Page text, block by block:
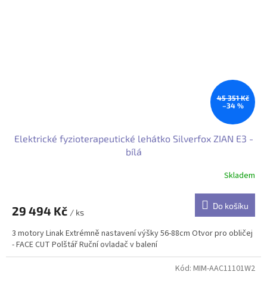
45 351 Kč
–34 %
Elektrické fyzioterapeutické lehátko Silverfox ZIAN E3 -
bílá
Skladem
29 494 Kč / ks
Do košíku
3 motory Linak Extrémně nastavení výšky 56-88cm Otvor pro obličej
- FACE CUT Polštář Ruční ovladač v balení
Kód: MIM-AAC11101W2